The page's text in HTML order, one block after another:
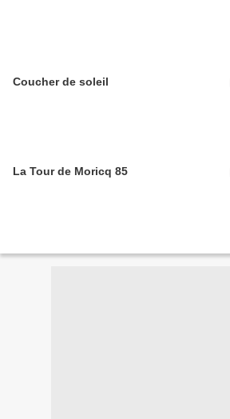
Coucher de soleil
La Tour de Moricq 85